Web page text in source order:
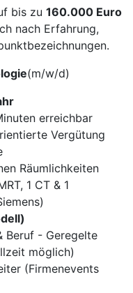
bis zu 160.000 Euro
nach Erfahrung,
(m/w/d)
erreichbar
Vergütung
Räumlichkeiten
1 CT & 1
Beruf - Geregelte
möglich)
(Firmenevents